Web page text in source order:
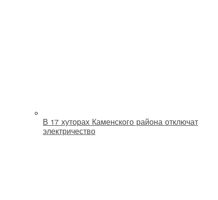
В 17 хуторах Каменского района отключат
электричество